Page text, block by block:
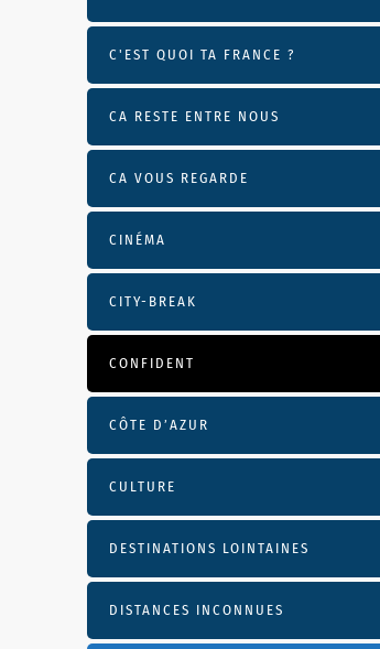
C'EST QUOI TA FRANCE ?
CA RESTE ENTRE NOUS
CA VOUS REGARDE
CINÉMA
CITY-BREAK
CONFIDENT
CÔTE D’AZUR
CULTURE
DESTINATIONS LOINTAINES
DISTANCES INCONNUES